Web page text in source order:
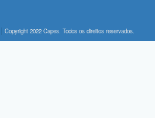
Copyright 2022 Capes. Todos os direitos reservados.